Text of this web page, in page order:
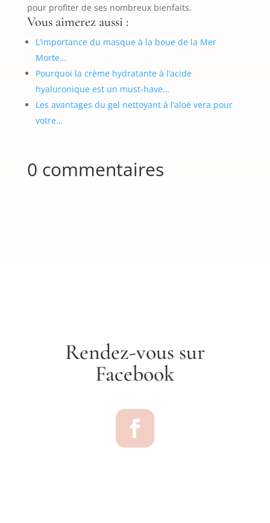
pour profiter de ses nombreux bienfaits.
Vous aimerez aussi :
L’importance du masque à la boue de la Mer
Morte…
Pourquoi la crème hydratante à l’acide
hyaluronique est un must-have…
Les avantages du gel nettoyant à l’aloé vera pour
votre…
0 commentaires
Rendez-vous sur
Facebook